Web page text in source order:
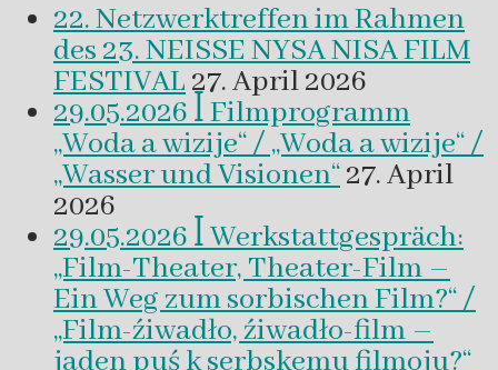
22. Netzwerktreffen im Rahmen
des 23. NEISSE NYSA NISA FILM
FESTIVAL27. April 2026
29.05.2026 ꟾ Filmprogramm
„Woda a wizije“ / „Woda a wizije“ /
„Wasser und Visionen“27. April
2026
29.05.2026 ꟾ Werkstattgespräch:
„Film-Theater, Theater-Film –
Ein Weg zum sorbischen Film?“ /
„Film-źiwadło, źiwadło-film –
jaden puś k serbskemu filmoju?“